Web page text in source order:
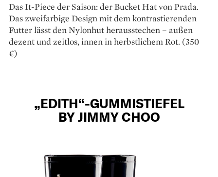
Das It-Piece der Saison: der Bucket Hat von Prada.
Das zweifarbige Design mit dem kon­trastierenden
Futter lässt den Nylonhut herausstechen – außen
dezent und zeitlos, innen in herbstlichem Rot. (350
€)
„EDITH“-GUMMISTIEFEL
BY JIMMY CHOO